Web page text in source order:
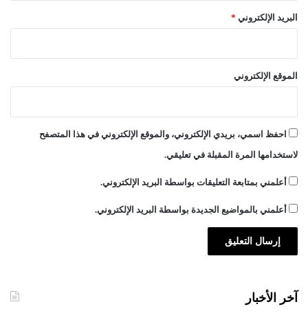
البريد الإلكتروني *
الموقع الإلكتروني
احفظ اسمي، بريدي الإلكتروني، والموقع الإلكتروني في هذا المتصفح
لاستخدامها المرة المقبلة في تعليقي.
أعلمني بمتابعة التعليقات بواسطة البريد الإلكتروني.
أعلمني بالمواضيع الجديدة بواسطة البريد الإلكتروني.
آخر الأخبار